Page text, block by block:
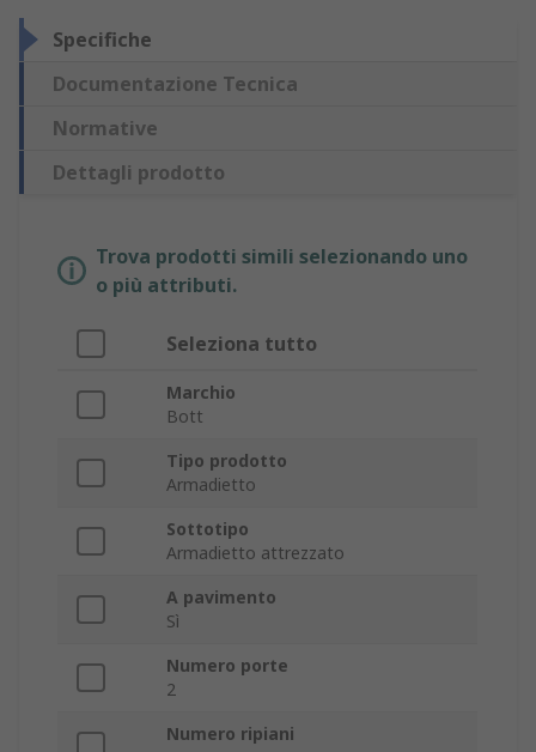
Specifiche
Documentazione Tecnica
Normative
Dettagli prodotto
Trova prodotti simili selezionando uno
o più attributi.
Seleziona tutto
Marchio
Bott
Tipo prodotto
Armadietto
Sottotipo
Armadietto attrezzato
A pavimento
Sì
Numero porte
2
Numero ripiani